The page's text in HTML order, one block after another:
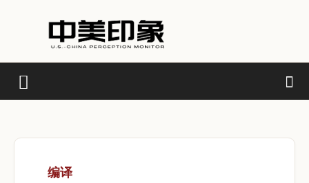
编译